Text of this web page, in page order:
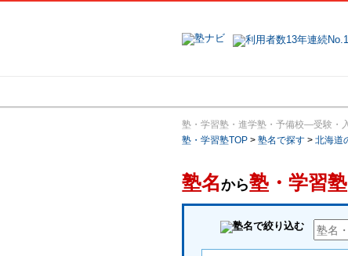
塾・学習塾・進学塾・予備校―受験・
塾・学習塾TOP > 塾名で探す > 北海道
塾名から塾・学習塾